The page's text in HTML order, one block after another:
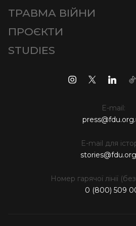
ТРАВМА ВІЙНИ
ПРОЄКТИ
STUDIES
E-mail:
E-mail для
Номер гарячої лінії
0 (800) 509